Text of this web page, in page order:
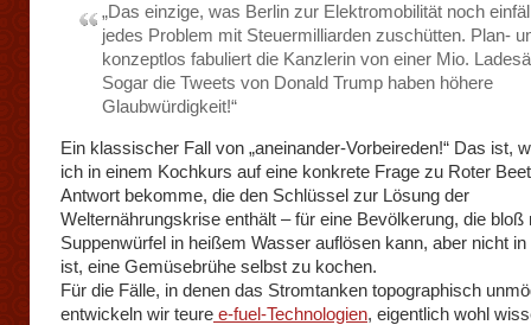
„Das einzige, was Berlin zur Elektromobilität noch
jedes Problem mit Steuermilliarden zuschütten. Plan-
konzeptlos fabuliert die Kanzlerin von einer Mio.
Sogar die Tweets von Donald Trump haben höhere
Glaubwürdigkeit!“
Ein klassischer Fall von „aneinander-Vorbeireden!“ Das ist,
ich in einem Kochkurs auf eine konkrete Frage zu Roter
Antwort bekomme, die den Schlüssel zur Lösung der
Welternährungskrise enthält – für eine Bevölkerung, die bloß
Suppenwürfel in heißem Wasser auflösen kann, aber nicht in
ist, eine Gemüsebrühe selbst zu kochen.
Für die Fälle, in denen das Stromtanken topographisch
entwickeln wir teure e-fuel-Technologien, eigentlich wohl